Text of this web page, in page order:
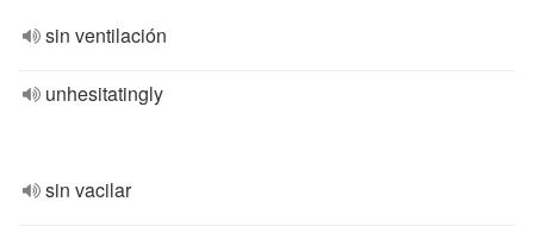
sin ventilación
unhesitatingly
sin vacilar